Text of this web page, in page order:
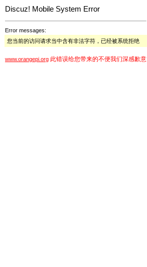
Discuz! Mobile System Error
Error messages:
您当前的访问请求当中含有非法字符，已经被系统拒绝
www.orangepi.org 此错误给您带来的不便我们深感歉意